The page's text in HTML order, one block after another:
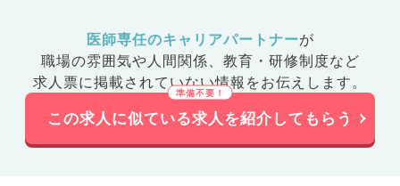
医師専任のキャリアパートナーが
職場の雰囲気や人間関係、 教育・研修制度など
求人票に掲載されていない情報をお伝えします。
この求人に似ている求人を紹介してもらう